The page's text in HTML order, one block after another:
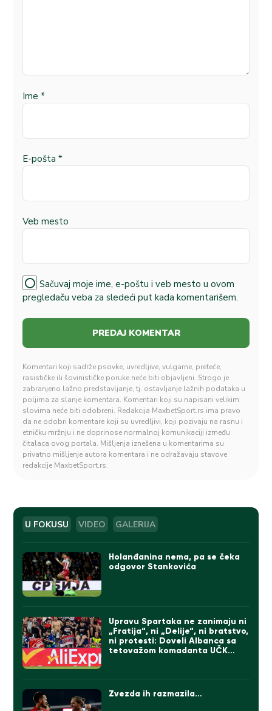
Ime *
E-pošta *
Veb mesto
Sačuvaj moje ime, e-poštu i veb mesto u ovom
pregledaču veba za sledeći put kada komentarišem.
Komentari koji sadrže psovke, uvredljive, vulgarne, preteće,
rasističke ili šovinističke poruke neće biti objavljeni. Strogo je
zabranjeno lažno predstavljanje, tj. ostavljanje lažnih podataka u
poljima za slanje komentara. Komentari koji su napisani velikim
slovima neće biti odobreni. Redakcija MaxbetSport.rs ima pravo
da ne odobri komentare koji su uvredljivi, koji pozivaju na rasnu i
etničku mržnju i ne doprinose normalnoj komunikaciji između
čitalaca ovog portala. Mišljenja iznešena u komentarima su
privatno mišljenje autora komentara i ne odražavaju stavove
redakcije MaxbetSport.rs.
U FOKUSU VIDEO GALERIJA
Holanđanina nema, pa se čeka
odgovor Stankovića
Upravu Spartaka ne zanimaju ni
„Fratija“, ni „Delije“, ni bratstvo,
ni protesti: Doveli Albanca sa
tetovažom komadanta UČK
Zvezda ih razmazila…